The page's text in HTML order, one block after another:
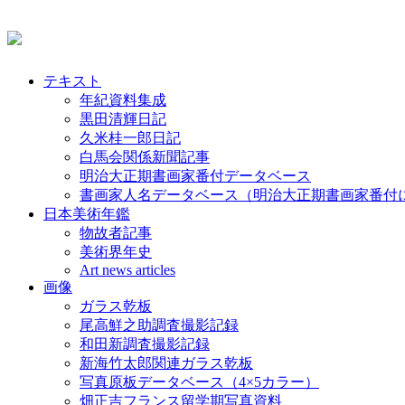
テキスト
年紀資料集成
黒田清輝日記
久米桂一郎日記
白馬会関係新聞記事
明治大正期書画家番付データベース
書画家人名データベース（明治大正期書画家番付
日本美術年鑑
物故者記事
美術界年史
Art news articles
画像
ガラス乾板
尾高鮮之助調査撮影記録
和田新調査撮影記録
新海竹太郎関連ガラス乾板
写真原板データベース（4×5カラー）
畑正吉フランス留学期写真資料